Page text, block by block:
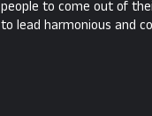
people to come out of
to lead harmonious and